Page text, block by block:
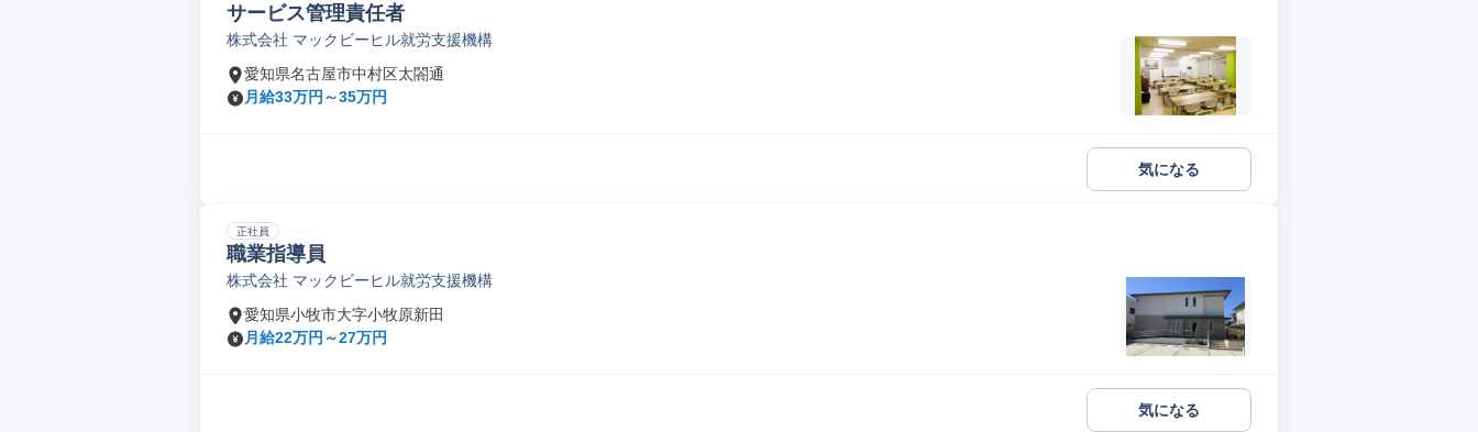
サービス管理責任者
株式会社 マックビーヒル就労支援機構
愛知県名古屋市中村区太閤通
月給33万円～35万円
気になる
正社員
職業指導員
株式会社 マックビーヒル就労支援機構
愛知県小牧市大字小牧原新田
月給22万円～27万円
気になる